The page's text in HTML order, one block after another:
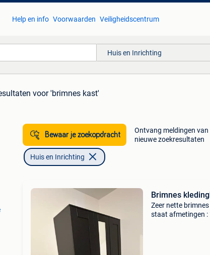
Help en info Voorwaarden Veiligheidscentrum
Huis en Inrichting
voor 'brimnes kast'
Bewaar je zoekopdracht
Ontvang meldingen van
nieuwe zoekresultaten
Huis en Inrichting
Brimnes
Zeer nette
staat afmetingen :